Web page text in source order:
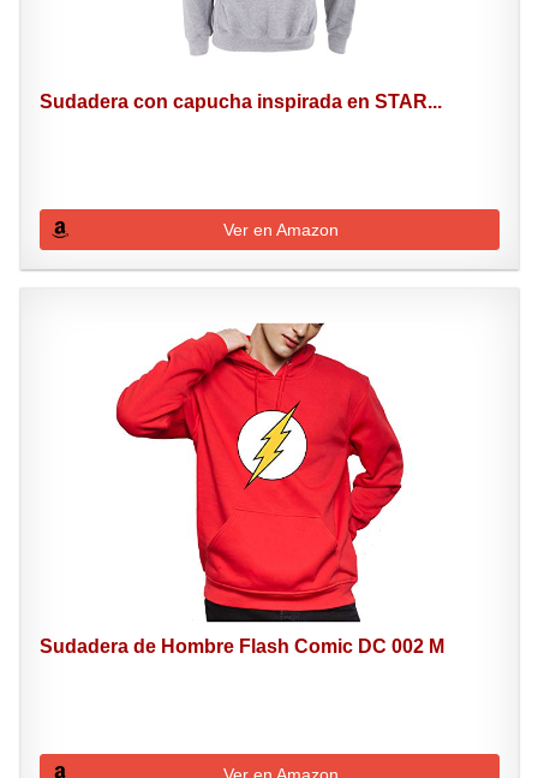
Sudadera con capucha inspirada en STAR...
Ver en Amazon
Sudadera de Hombre Flash Comic DC 002 M